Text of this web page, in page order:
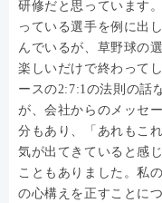
研修だと思っています
っている選手を例に出
んでいるが、草野球の
楽しいだけで終わって
ースの2:7:1の法則の話
が、会社からのメッセ
分もあり、「あれもこ
気が出てきていると感
こともありました。私
の心構えを正すことに